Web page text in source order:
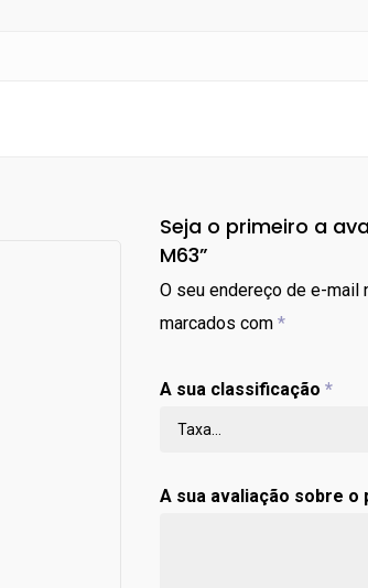
Seja o primeiro a
M63”
O seu endereço de e-mail
marcados com *
A sua classificação *
A sua avaliação sobre